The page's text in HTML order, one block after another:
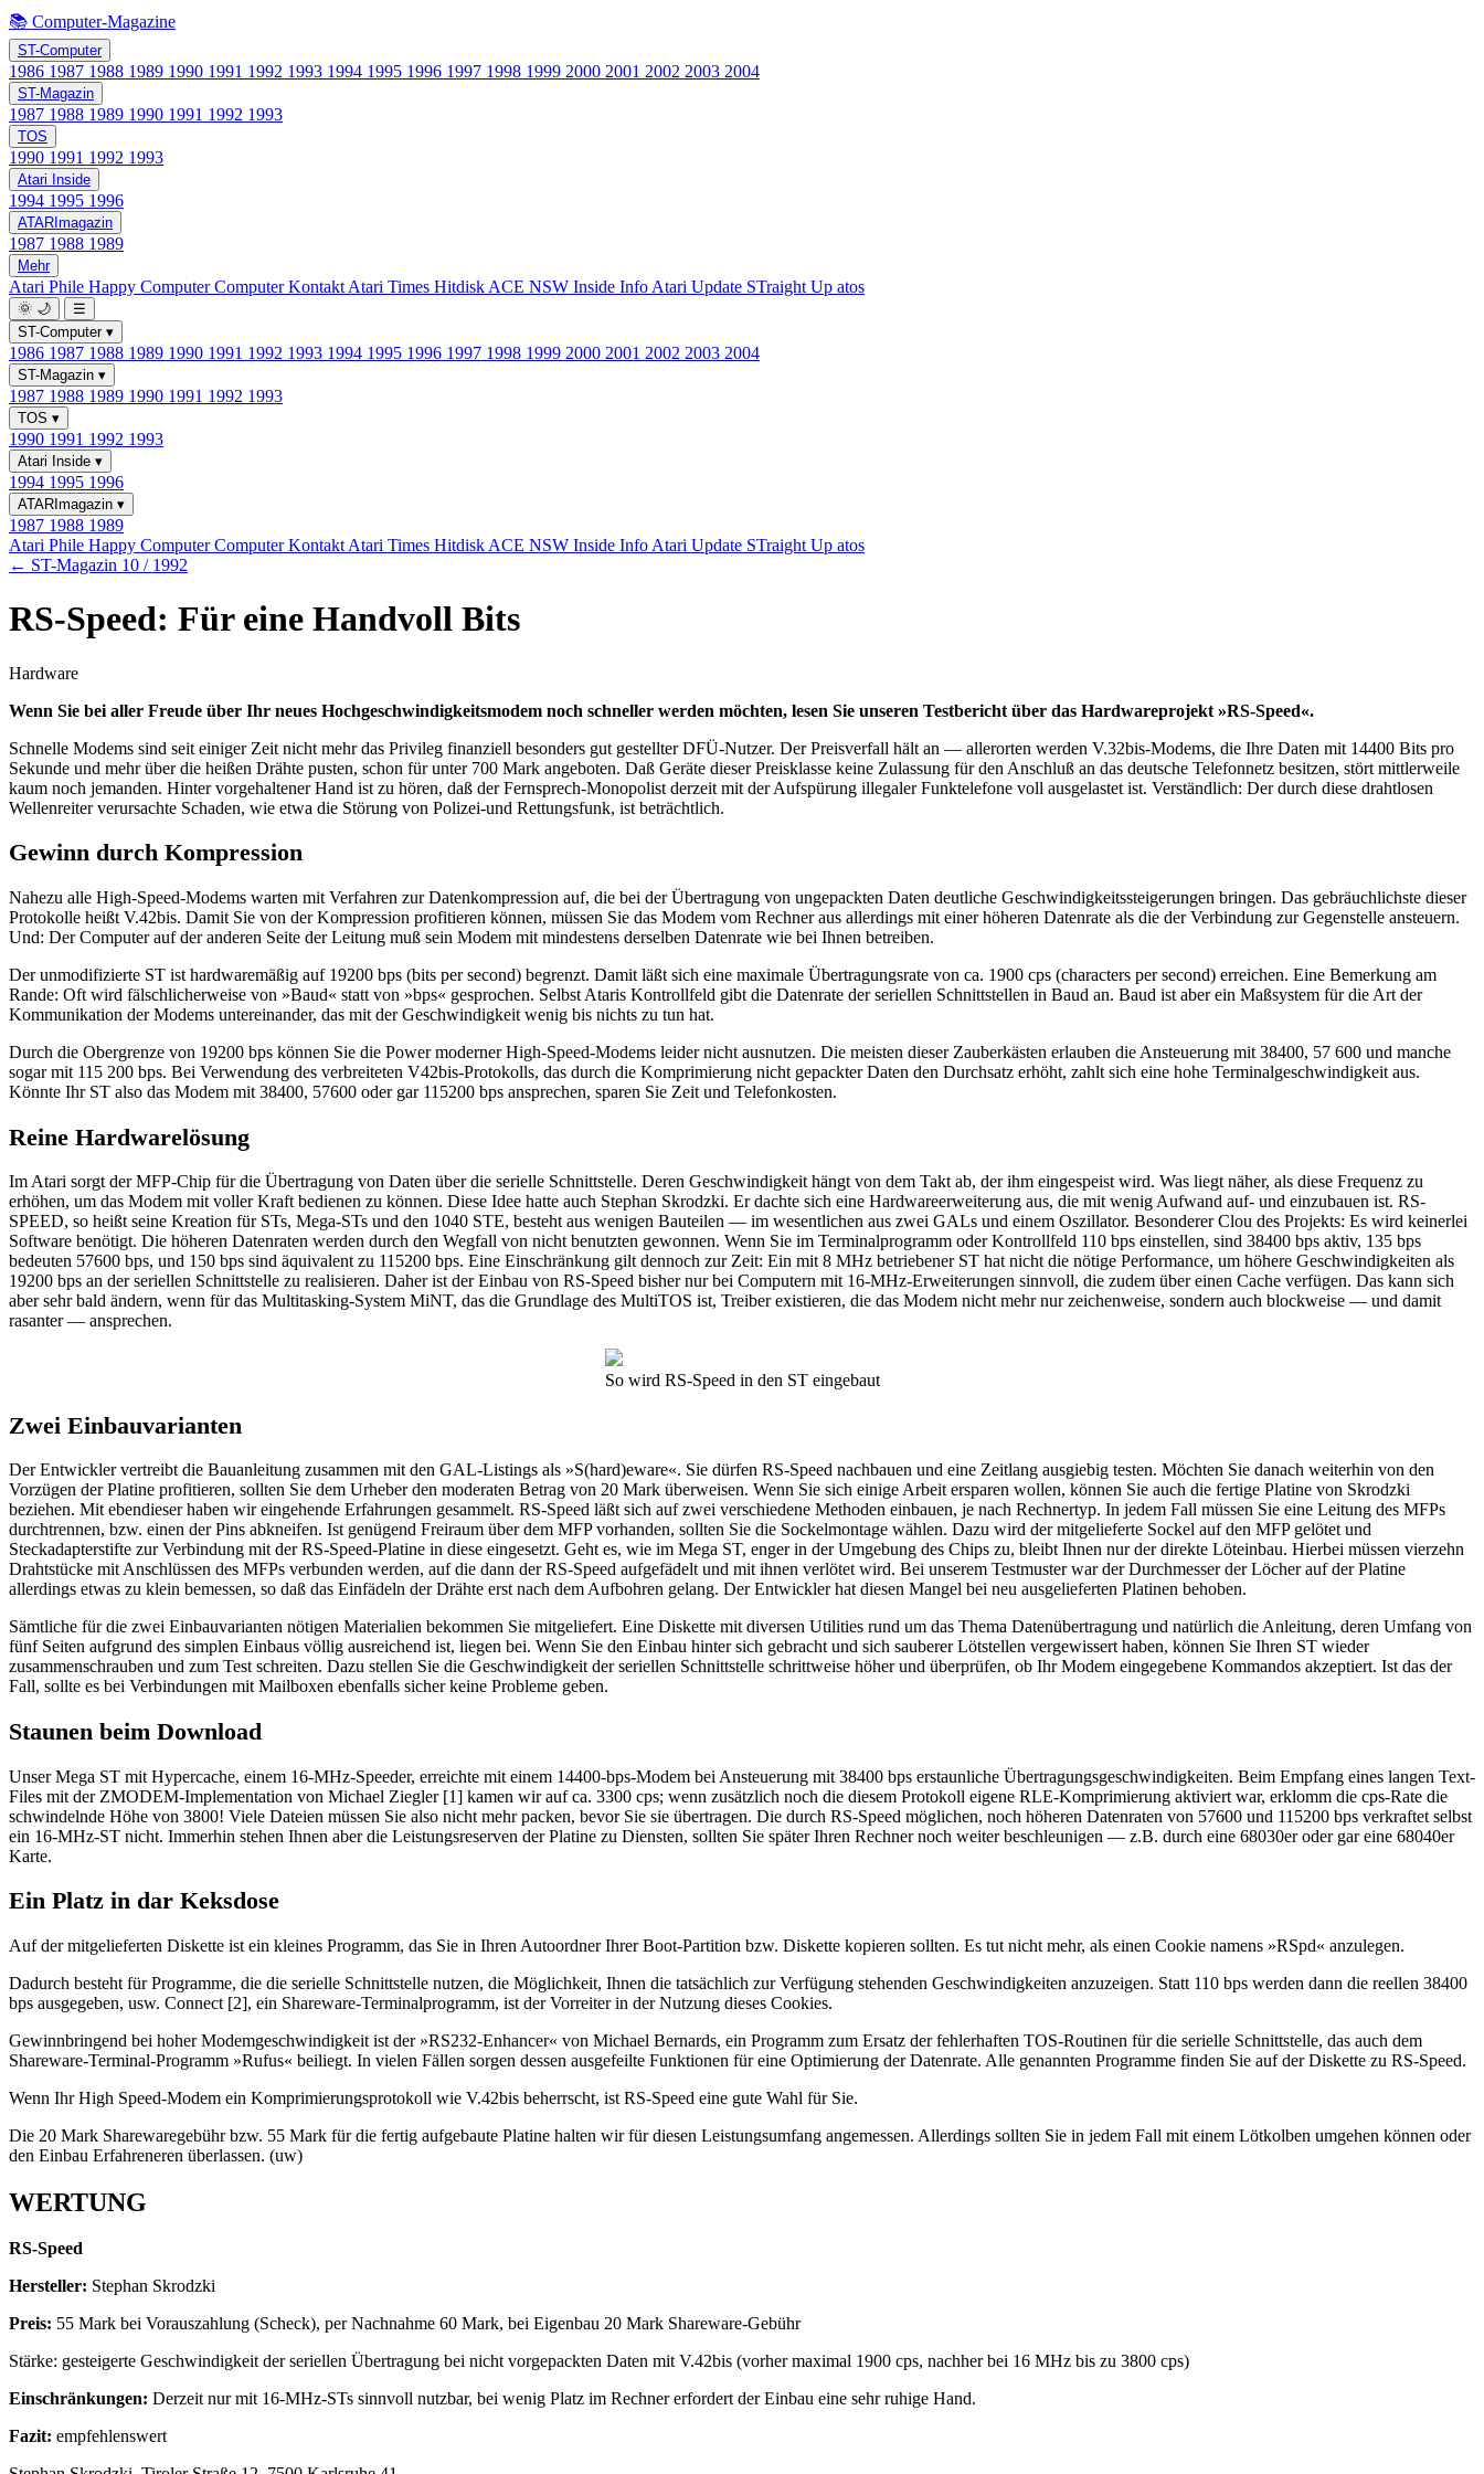
📚 Computer-Magazine
ST-Computer
1986 1987 1988 1989 1990 1991 1992 1993 1994 1995 1996 1997 1998 1999 2000 2001 2002 2003 2004
ST-Magazin
1987 1988 1989 1990 1991 1992 1993
TOS
1990 1991 1992 1993
Atari Inside
1994 1995 1996
ATARImagazin
1987 1988 1989
Mehr
Atari Phile Happy ComputerComputer Kontakt Atari Times Hitdisk ACE NSW Inside Info Atari Update STraight Up atos
🌞 🌙
☰
ST-Computer ▾
1986 1987 1988 1989 1990 1991 1992 1993 1994 1995 1996 1997 1998 1999 2000 2001 2002 2003 2004
ST-Magazin ▾
1987 1988 1989 1990 1991 1992 1993
TOS ▾
1990 1991 1992 1993
Atari Inside ▾
1994 1995 1996
ATARImagazin ▾
1987 1988 1989
Atari Phile Happy ComputerComputer Kontakt Atari Times Hitdisk ACE NSW Inside Info Atari Update STraight Up atos
← ST-Magazin 10 / 1992
RS-Speed: Für eine Handvoll Bits
Hardware
Wenn Sie bei aller Freude über Ihr neues Hochgeschwindigkeitsmodem noch schneller werden möchten, lesen Sie unseren Testbericht über das Hardwareprojekt »RS-Speed«.
Schnelle Modems sind seit einiger Zeit nicht mehr das Privileg finanziell besonders gut gestellter DFÜ-Nutzer. Der Preisverfall hält an — allerorten werden V.32bis-Modems, die Ihre Daten mit 14400 Bits pro
Sekunde und mehr über die heißen Drähte pusten, schon für unter 700 Mark angeboten. Daß Geräte dieser Preisklasse keine Zulassung für den Anschluß an das deutsche Telefonnetz besitzen, stört mittlerweile
kaum noch jemanden. Hinter vorgehaltener Hand ist zu hören, daß der Fernsprech-Monopolist derzeit mit der Aufspürung illegaler Funktelefone voll ausgelastet ist. Verständlich: Der durch diese drahtlosen
Wellenreiter verursachte Schaden, wie etwa die Störung von Polizei-und Rettungsfunk, ist beträchtlich.
Gewinn durch Kompression
Nahezu alle High-Speed-Modems warten mit Verfahren zur Datenkompression auf, die bei der Übertragung von ungepackten Daten deutliche Geschwindigkeitssteigerungen bringen. Das gebräuchlichste dieser
Protokolle heißt V.42bis. Damit Sie von der Kompression profitieren können, müssen Sie das Modem vom Rechner aus allerdings mit einer höheren Datenrate als die der Verbindung zur Gegenstelle ansteuern.
Und: Der Computer auf der anderen Seite der Leitung muß sein Modem mit mindestens derselben Datenrate wie bei Ihnen betreiben.
Der unmodifizierte ST ist hardwaremäßig auf 19200 bps (bits per second) begrenzt. Damit läßt sich eine maximale Übertragungsrate von ca. 1900 cps (characters per second) erreichen. Eine Bemerkung am
Rande: Oft wird fälschlicherweise von »Baud« statt von »bps« gesprochen. Selbst Ataris Kontrollfeld gibt die Datenrate der seriellen Schnittstellen in Baud an. Baud ist aber ein Maßsystem für die Art der
Kommunikation der Modems untereinander, das mit der Geschwindigkeit wenig bis nichts zu tun hat.
Durch die Obergrenze von 19200 bps können Sie die Power moderner High-Speed-Modems leider nicht ausnutzen. Die meisten dieser Zauberkästen erlauben die Ansteuerung mit 38400, 57 600 und manche
sogar mit 115 200 bps. Bei Verwendung des verbreiteten V42bis-Protokolls, das durch die Komprimierung nicht gepackter Daten den Durchsatz erhöht, zahlt sich eine hohe Terminalgeschwindigkeit aus.
Könnte Ihr ST also das Modem mit 38400, 57600 oder gar 115200 bps ansprechen, sparen Sie Zeit und Telefonkosten.
Reine Hardwarelösung
Im Atari sorgt der MFP-Chip für die Übertragung von Daten über die serielle Schnittstelle. Deren Geschwindigkeit hängt von dem Takt ab, der ihm eingespeist wird. Was liegt näher, als diese Frequenz zu
erhöhen, um das Modem mit voller Kraft bedienen zu können. Diese Idee hatte auch Stephan Skrodzki. Er dachte sich eine Hardwareerweiterung aus, die mit wenig Aufwand auf- und einzubauen ist. RS-
SPEED, so heißt seine Kreation für STs, Mega-STs und den 1040 STE, besteht aus wenigen Bauteilen — im wesentlichen aus zwei GALs und einem Oszillator. Besonderer Clou des Projekts: Es wird keinerlei
Software benötigt. Die höheren Datenraten werden durch den Wegfall von nicht benutzten gewonnen. Wenn Sie im Terminalprogramm oder Kontrollfeld 110 bps einstellen, sind 38400 bps aktiv, 135 bps
bedeuten 57600 bps, und 150 bps sind äquivalent zu 115200 bps. Eine Einschränkung gilt dennoch zur Zeit: Ein mit 8 MHz betriebener ST hat nicht die nötige Performance, um höhere Geschwindigkeiten als
19200 bps an der seriellen Schnittstelle zu realisieren. Daher ist der Einbau von RS-Speed bisher nur bei Computern mit 16-MHz-Erweiterungen sinnvoll, die zudem über einen Cache verfügen. Das kann sich
aber sehr bald ändern, wenn für das Multitasking-System MiNT, das die Grundlage des MultiTOS ist, Treiber existieren, die das Modem nicht mehr nur zeichenweise, sondern auch blockweise — und damit
rasanter — ansprechen.
So wird RS-Speed in den ST eingebaut
Zwei Einbauvarianten
Der Entwickler vertreibt die Bauanleitung zusammen mit den GAL-Listings als »S(hard)eware«. Sie dürfen RS-Speed nachbauen und eine Zeitlang ausgiebig testen. Möchten Sie danach weiterhin von den
Vorzügen der Platine profitieren, sollten Sie dem Urheber den moderaten Betrag von 20 Mark überweisen. Wenn Sie sich einige Arbeit ersparen wollen, können Sie auch die fertige Platine von Skrodzki
beziehen. Mit ebendieser haben wir eingehende Erfahrungen gesammelt. RS-Speed läßt sich auf zwei verschiedene Methoden einbauen, je nach Rechnertyp. In jedem Fall müssen Sie eine Leitung des MFPs
durchtrennen, bzw. einen der Pins abkneifen. Ist genügend Freiraum über dem MFP vorhanden, sollten Sie die Sockelmontage wählen. Dazu wird der mitgelieferte Sockel auf den MFP gelötet und
Steckadapterstifte zur Verbindung mit der RS-Speed-Platine in diese eingesetzt. Geht es, wie im Mega ST, enger in der Umgebung des Chips zu, bleibt Ihnen nur der direkte Löteinbau. Hierbei müssen vierzehn
Drahtstücke mit Anschlüssen des MFPs verbunden werden, auf die dann der RS-Speed aufgefädelt und mit ihnen verlötet wird. Bei unserem Testmuster war der Durchmesser der Löcher auf der Platine
allerdings etwas zu klein bemessen, so daß das Einfädeln der Drähte erst nach dem Aufbohren gelang. Der Entwickler hat diesen Mangel bei neu ausgelieferten Platinen behoben.
Sämtliche für die zwei Einbauvarianten nötigen Materialien bekommen Sie mitgeliefert. Eine Diskette mit diversen Utilities rund um das Thema Datenübertragung und natürlich die Anleitung, deren Umfang von
fünf Seiten aufgrund des simplen Einbaus völlig ausreichend ist, liegen bei. Wenn Sie den Einbau hinter sich gebracht und sich sauberer Lötstellen vergewissert haben, können Sie Ihren ST wieder
zusammenschrauben und zum Test schreiten. Dazu stellen Sie die Geschwindigkeit der seriellen Schnittstelle schrittweise höher und überprüfen, ob Ihr Modem eingegebene Kommandos akzeptiert. Ist das der
Fall, sollte es bei Verbindungen mit Mailboxen ebenfalls sicher keine Probleme geben.
Staunen beim Download
Unser Mega ST mit Hypercache, einem 16-MHz-Speeder, erreichte mit einem 14400-bps-Modem bei Ansteuerung mit 38400 bps erstaunliche Übertragungsgeschwindigkeiten. Beim Empfang eines langen Text-
Files mit der ZMODEM-Implementation von Michael Ziegler [1] kamen wir auf ca. 3300 cps; wenn zusätzlich noch die diesem Protokoll eigene RLE-Komprimierung aktiviert war, erklomm die cps-Rate die
schwindelnde Höhe von 3800! Viele Dateien müssen Sie also nicht mehr packen, bevor Sie sie übertragen. Die durch RS-Speed möglichen, noch höheren Datenraten von 57600 und 115200 bps verkraftet selbst
ein 16-MHz-ST nicht. Immerhin stehen Ihnen aber die Leistungsreserven der Platine zu Diensten, sollten Sie später Ihren Rechner noch weiter beschleunigen — z.B. durch eine 68030er oder gar eine 68040er
Karte.
Ein Platz in dar Keksdose
Auf der mitgelieferten Diskette ist ein kleines Programm, das Sie in Ihren Autoordner Ihrer Boot-Partition bzw. Diskette kopieren sollten. Es tut nicht mehr, als einen Cookie namens »RSpd« anzulegen.
Dadurch besteht für Programme, die die serielle Schnittstelle nutzen, die Möglichkeit, Ihnen die tatsächlich zur Verfügung stehenden Geschwindigkeiten anzuzeigen. Statt 110 bps werden dann die reellen 38400
bps ausgegeben, usw. Connect [2], ein Shareware-Terminalprogramm, ist der Vorreiter in der Nutzung dieses Cookies.
Gewinnbringend bei hoher Modemgeschwindigkeit ist der »RS232-Enhancer« von Michael Bernards, ein Programm zum Ersatz der fehlerhaften TOS-Routinen für die serielle Schnittstelle, das auch dem
Shareware-Terminal-Programm »Rufus« beiliegt. In vielen Fällen sorgen dessen ausgefeilte Funktionen für eine Optimierung der Datenrate. Alle genannten Programme finden Sie auf der Diskette zu RS-Speed.
Wenn Ihr High Speed-Modem ein Komprimierungsprotokoll wie V.42bis beherrscht, ist RS-Speed eine gute Wahl für Sie.
Die 20 Mark Sharewaregebühr bzw. 55 Mark für die fertig aufgebaute Platine halten wir für diesen Leistungsumfang angemessen. Allerdings sollten Sie in jedem Fall mit einem Lötkolben umgehen können oder
den Einbau Erfahreneren überlassen. (uw)
WERTUNG
RS-Speed
Hersteller: Stephan Skrodzki
Preis: 55 Mark bei Vorauszahlung (Scheck), per Nachnahme 60 Mark, bei Eigenbau 20 Mark Shareware-Gebühr
Stärke: gesteigerte Geschwindigkeit der seriellen Übertragung bei nicht vorgepackten Daten mit V.42bis (vorher maximal 1900 cps, nachher bei 16 MHz bis zu 3800 cps)
Einschränkungen: Derzeit nur mit 16-MHz-STs sinnvoll nutzbar, bei wenig Platz im Rechner erfordert der Einbau eine sehr ruhige Hand.
Fazit: empfehlenswert